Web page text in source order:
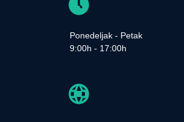
Ponedeljak - Petak
9:00h - 17:00h